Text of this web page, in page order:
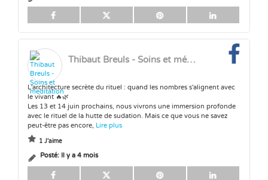
Thibaut Breuls - Soins et méditation
L'architecture secrète du rituel : quand les nombres s'alignent avec
le vivant 🔥🌿
Les 13 et 14 juin prochains, nous vivrons une immersion profonde
avec le rituel de la hutte de sudation. Mais ce que vous ne savez
peut-être pas encore, Lire plus
1 J'aime
Posté: Il y a 4 mois